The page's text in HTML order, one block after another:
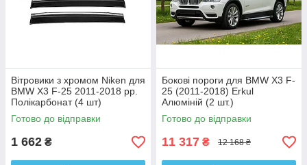
Вітровики з хромом Niken для
BMW X3 F-25 2011-2018 рр.
Полікарбонат (4 шт)
Готово до відправки
1 662 ₴
Бокові пороги для BMW X3 F-
25 (2011-2018) Erkul
Алюміній (2 шт.)
Готово до відправки
11 317 ₴ 12 168 ₴